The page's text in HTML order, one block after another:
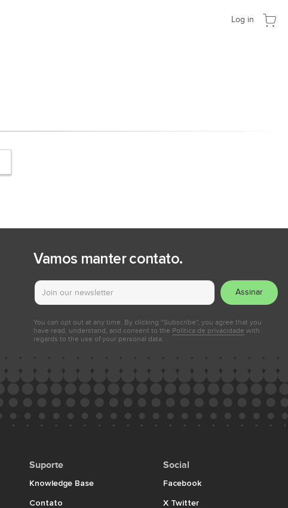
Log in
Vamos manter contato.
Assinar
You can opt out at any time. By clicking “Subscribe", you agree that you
have read, understand, and consent to the Política de privacidade with
regards to the use of your personal data.
Suporte
Knowledge Base
Contato
Social
Facebook
X Twitter